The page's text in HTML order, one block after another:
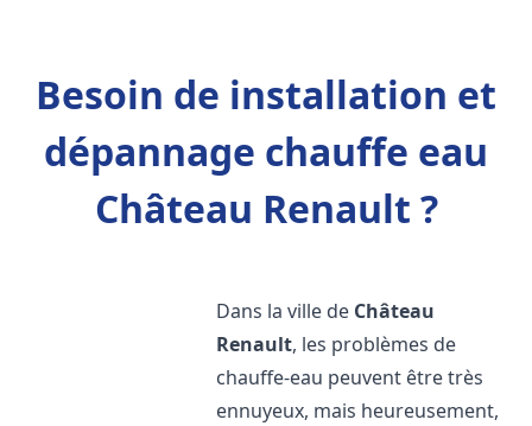
Besoin de installation et
dépannage chauffe eau
Château Renault ?
Dans la ville de Château
Renault, les problèmes de
chauffe-eau peuvent être très
ennuyeux, mais heureusement,